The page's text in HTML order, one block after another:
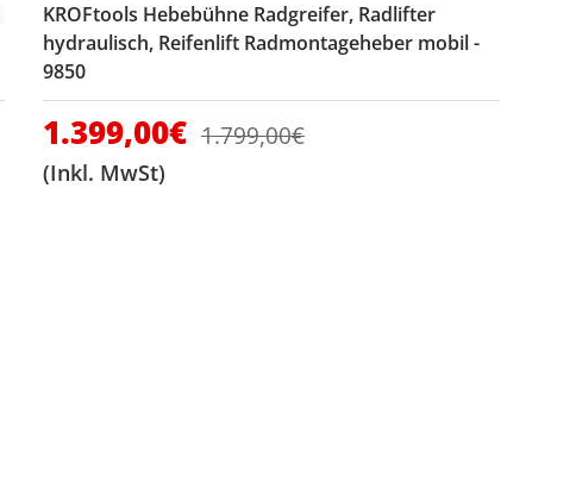
KROFtools Hebebühne Radgreifer, Radlifter
hydraulisch, Reifenlift Radmontageheber mobil -
9850
Verkaufspreis
1.399,00€ Normaler Preis
1.799,00€
(Inkl. MwSt)